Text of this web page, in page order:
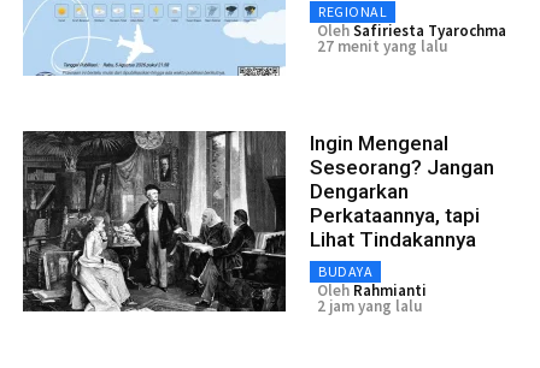
REGIONAL
OlehSafiriesta Tyarochma
27 menit yang lalu
Ingin Mengenal
Seseorang? Jangan
Dengarkan
Perkataannya, tapi
Lihat Tindakannya
BUDAYA
Oleh Rahmianti
2 jam yang lalu